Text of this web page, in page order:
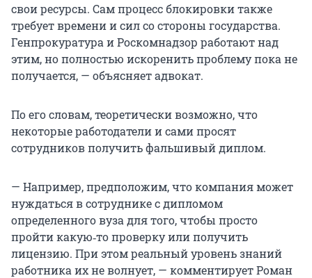
свои ресурсы. Сам процесс блокировки также
требует времени и сил со стороны государства.
Генпрокуратура и Роскомнадзор работают над
этим, но полностью искоренить проблему пока не
получается, — объясняет адвокат.
По его словам, теоретически возможно, что
некоторые работодатели и сами просят
сотрудников получить фальшивый диплом.
— Например, предположим, что компания может
нуждаться в сотруднике с дипломом
определенного вуза для того, чтобы просто
пройти какую‑то проверку или получить
лицензию. При этом реальный уровень знаний
работника их не волнует, — комментирует Роман